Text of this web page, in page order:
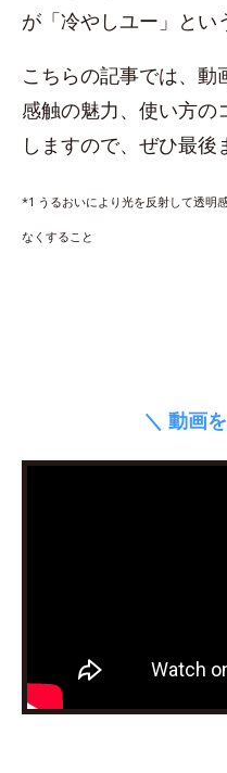
が「冷やしユー」とい
こちらの記事では、動
感触の魅力、使い方の
しますので、ぜひ最後
*1 うるおいにより光を反射して透
なくすること
＼ 動画